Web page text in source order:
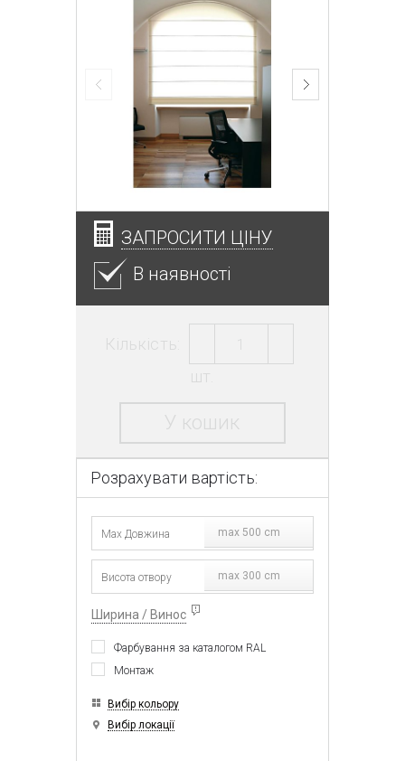
ЗАПРОСИТИ ЦІНУ
В наявності
Кількість:
шт.
У кошик
Розрахувати вартість:
max 500 cm
max 300 cm
Ширина / Винос
Фарбування за каталогом RAL
Монтаж
Вибір кольору
Вибір локації